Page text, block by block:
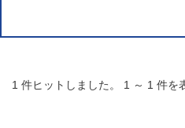
1 件ヒットしました。 1 ～ 1 件を